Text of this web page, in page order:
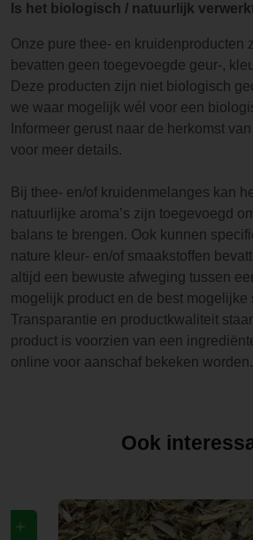
Is het biologisch / natuurlijk
Onze pure thee- en kruidenproducten
bevatten geen toegevoegde geur-,
Deze producten zijn niet biologisch
we waar mogelijk wél voor een
Informeer gerust naar de herkomst
voor meer details.
Bij thee- en/of kruidenmelanges kan
natuurlijke aroma’s zijn toegevoegd
balans te brengen. Ook kunnen
nature kleur- en/of smaakstoffen
altijd een bewuste afweging tussen
mogelijk product en de best mogelijke
Transparantie en productkwaliteit
product is voorzien van een
online voor aanschaf bekeken worden.
Ook